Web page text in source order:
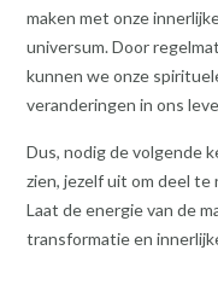
maken met onze
universum. Door
kunnen we onze
veranderingen in ons
Dus, nodig de volgende
zien, jezelf uit om deel te
Laat de energie van de
transformatie en